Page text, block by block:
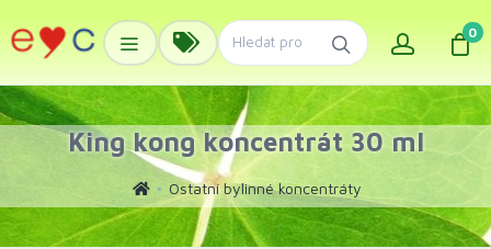
0
King kong koncentrát 30 ml
Ostatní bylinné koncentráty